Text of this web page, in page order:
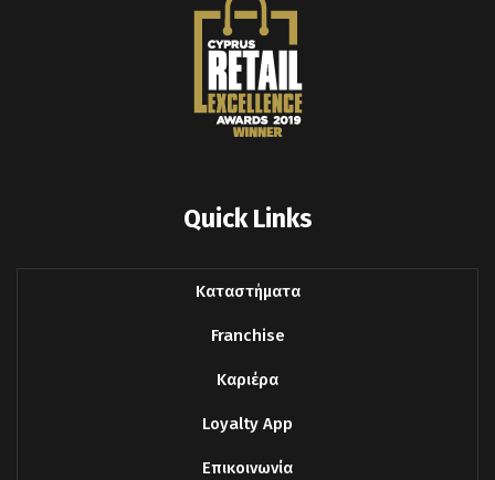
Quick Links
Καταστήματα
Franchise
Καριέρα
Loyalty App
Επικοινωνία